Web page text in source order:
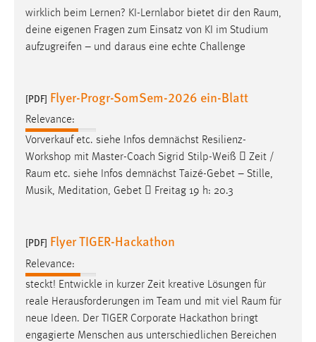
wirklich beim Lernen? KI-Lernlabor bietet dir den Raum,
deine eigenen Fragen zum Einsatz von KI im Studium
aufzugreifen – und daraus eine echte Challenge
[PDF] Flyer-Progr-SomSem-2026 ein-Blatt
Relevance:
Vorverkauf etc. siehe Infos demnächst Resilienz-
Workshop mit Master-Coach Sigrid Stilp-Weiß  Zeit /
Raum etc. siehe Infos demnächst Taizé-Gebet – Stille,
Musik, Meditation, Gebet  Freitag 19 h: 20.3
[PDF] Flyer TIGER-Hackathon
Relevance:
steckt! Entwickle in kurzer Zeit kreative Lösungen für
reale Herausforderungen im Team und mit viel Raum für
neue Ideen. Der TIGER Corporate Hackathon bringt
engagierte Menschen aus unterschiedlichen Bereichen